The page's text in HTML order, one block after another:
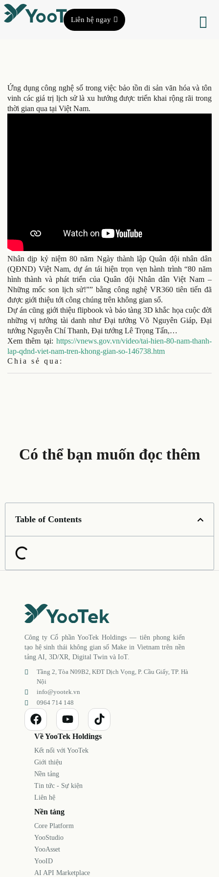
Liên hệ ngay
Ứng dụng công nghệ số trong việc bảo tồn di sản văn hóa và tôn
vinh các giá trị lịch sử là xu hướng được triển khai rộng rãi trong
thời gian qua tại Việt Nam.
Nhân dịp kỷ niệm 80 năm Ngày thành lập Quân đội nhân dân
(QĐND) Việt Nam, dự án tái hiện trọn vẹn hành trình “80 năm
hình thành và phát triển của Quân đội Nhân dân Việt Nam –
Những mốc son lịch sử!”” bằng công nghệ VR360 tiên tiến đã
được giới thiệu tới công chúng trên không gian số.
Dự án cũng giới thiệu flipbook và bảo tàng 3D khắc họa cuộc đời
những vị tướng tài danh như Đại tướng Võ Nguyên Giáp, Đại
tướng Nguyễn Chí Thanh, Đại tướng Lê Trọng Tấn,…
Xem thêm tại: https://vnews.gov.vn/video/tai-hien-80-nam-thanh-
lap-qdnd-viet-nam-tren-khong-gian-so-146738.htm
Chia sẻ qua:
Có thể bạn muốn đọc thêm
Table of Contents
Công ty Cổ phần YooTek Holdings — tiên phong kiến
tạo hệ sinh thái không gian số Make in Vietnam trên nền
tảng AI, 3D/XR, Digital Twin và IoT.
Tầng 2, Tòa N09B2, KĐT Dịch Vọng, P. Cầu Giấy, TP. Hà
Nội
info@yootek.vn
0964 714 148
Về YooTek Holdings
Kết nối với YooTek
Giới thiệu
Nền tảng
Tin tức - Sự kiện
Liên hệ
Nền tảng
Core Platform
YooStudio
YooAsset
YooID
AI API Marketplace